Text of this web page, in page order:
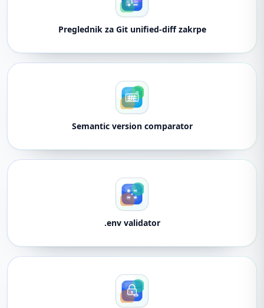
Preglednik za Git unified-diff zakrpe
Semantic version comparator
.env validator